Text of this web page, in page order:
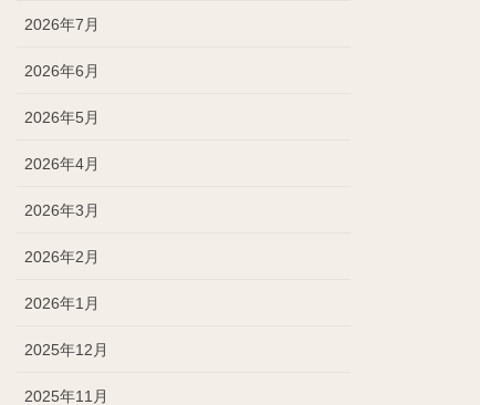
2026年7月
2026年6月
2026年5月
2026年4月
2026年3月
2026年2月
2026年1月
2025年12月
2025年11月